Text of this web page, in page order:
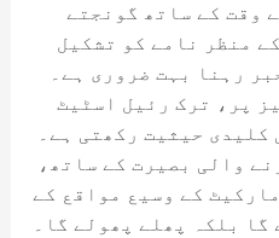
وقت کے ساتھ گونجتے
منظر نامے کو تشکیل
رہنا بہت ضروری ہے۔
پر، ترک رئیل اسٹیٹ
حیثیت رکھتی ہے۔
والی بصیرت کے ساتھ،
کے وسیع مواقع کے
بلکہ پھلے پھولے گا۔